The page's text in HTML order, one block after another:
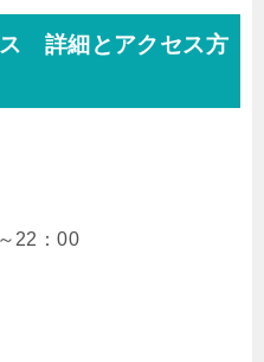
詳細とアクセス方
22：00